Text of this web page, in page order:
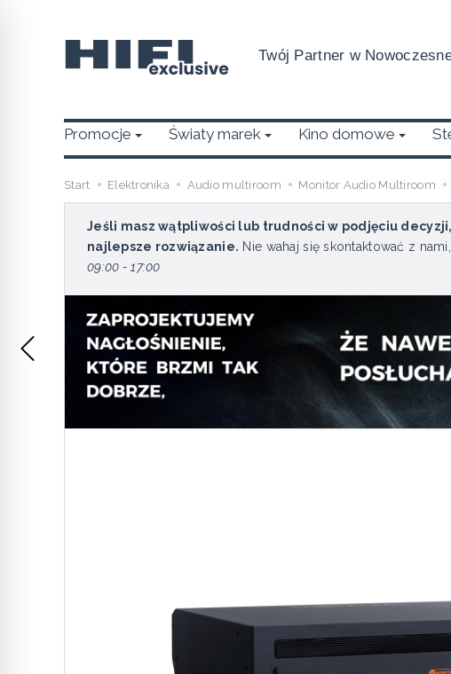
Twój Partner w
Promocje Światy marek Kino domowe
Start Elektronika Audio multiroom Monitor Audio Multiroom
Jeśli masz wątpliwości lub trudności w podjęciu
najlepsze rozwiązanie. Nie wahaj się skontaktować z
09:00 - 17:00